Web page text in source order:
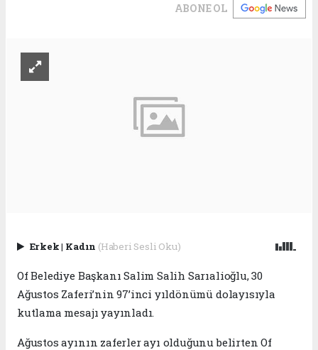
ABONE OL
Erkek| Kadın (Haberi Sesli Oku)
Of Belediye Başkanı Salim Salih Sarıalioğlu, 30
Ağustos Zaferi’nin 97’inci yıldönümü dolayısıyla
kutlama mesajı yayınladı.
Ağustos ayının zaferler ayı olduğunu belirten Of